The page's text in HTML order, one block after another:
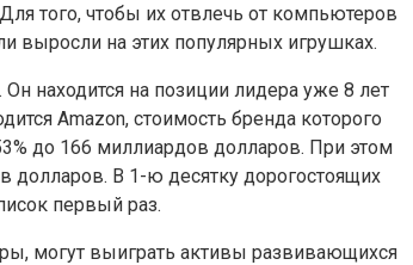
того, чтобы их отвлечь от компьютеров
выросли на этих популярных игрушках.
находится на позиции лидера уже 8 лет
Amazon, стоимость бренда которого
до 166 миллиардов долларов. При этом
долларов. В 1-ю десятку дорогостоящих
первый раз.
могут выиграть активы развивающихся